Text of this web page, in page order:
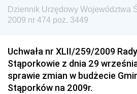
Dziennik Urzędowy Ministra
Inspektora Ochrony Środowiska
Dziennik Urzędowy
Narodowego i Sportu
Dziennik Urzędowy Ministra
Dziennik Urzędowy Województwa
2009 nr 474 poz. 3449
Uchwała nr XLII/259/2009
Stąporkowie z dnia 29
sprawie zmian w budżecie
Stąporków na 2009r.